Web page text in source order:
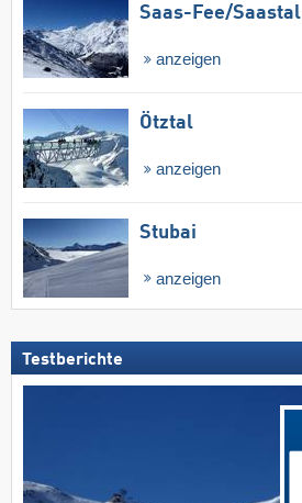
Saas-Fee/​Saastal
anzeigen
Ötztal
anzeigen
Stubai
anzeigen
Testberichte